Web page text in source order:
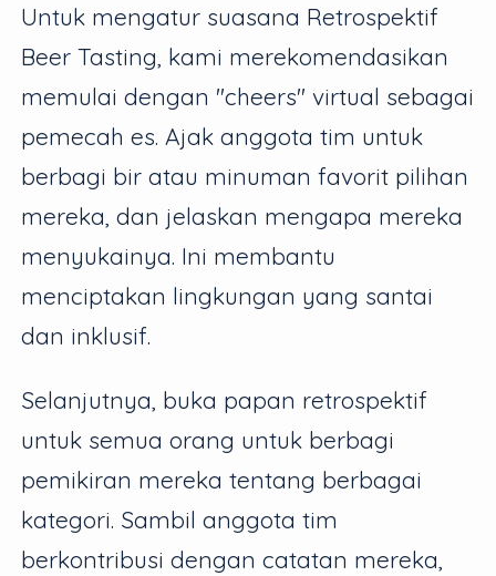
Untuk mengatur suasana Retrospektif
Beer Tasting, kami merekomendasikan
memulai dengan "cheers" virtual sebagai
pemecah es. Ajak anggota tim untuk
berbagi bir atau minuman favorit pilihan
mereka, dan jelaskan mengapa mereka
menyukainya. Ini membantu
menciptakan lingkungan yang santai
dan inklusif.
Selanjutnya, buka papan retrospektif
untuk semua orang untuk berbagi
pemikiran mereka tentang berbagai
kategori. Sambil anggota tim
berkontribusi dengan catatan mereka,